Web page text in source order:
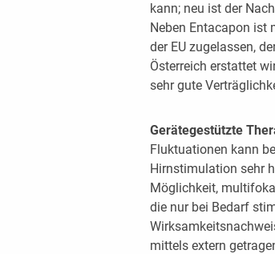
kann; neu ist der
Neben Entacapon ist
der EU zugelassen,
Österreich erstattet
sehr gute
Gerätegestützte
Fluktuationen kann
Hirnstimulation sehr
Möglichkeit,
die nur bei Bedarf
mittels extern